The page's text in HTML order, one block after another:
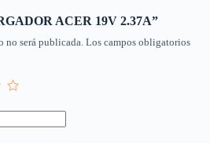
ACER 19V 2.37A”
será publicada. Los campos obligatorios